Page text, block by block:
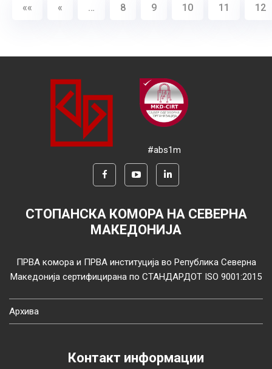
«« « … 8 9 10 11 12
#abs1m
СТОПАНСКА КОМОРА НА СЕВЕРНА
МАКЕДОНИЈА
ПРВА комора и ПРВА институција во Република Северна
Македонија сертифицирана по СТАНДАРДОТ ISO 9001:2015
Архива
Контакт информации